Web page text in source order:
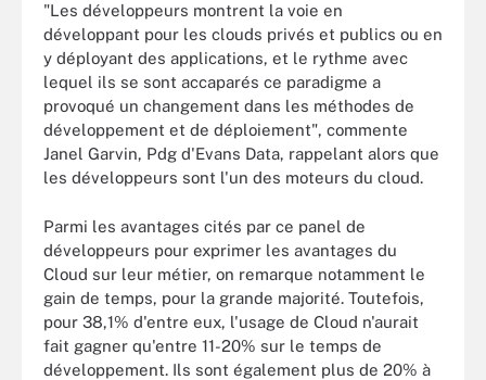
"Les développeurs montrent la voie en
développant pour les clouds privés et publics ou en
y déployant des applications, et le rythme avec
lequel ils se sont accaparés ce paradigme a
provoqué un changement dans les méthodes de
développement et de déploiement", commente
Janel Garvin, Pdg d'Evans Data, rappelant alors que
les développeurs sont l'un des moteurs du cloud.
Parmi les avantages cités par ce panel de
développeurs pour exprimer les avantages du
Cloud sur leur métier, on remarque notamment le
gain de temps, pour la grande majorité. Toutefois,
pour 38,1% d'entre eux, l'usage de Cloud n'aurait
fait gagner qu'entre 11-20% sur le temps de
développement. Ils sont également plus de 20% à